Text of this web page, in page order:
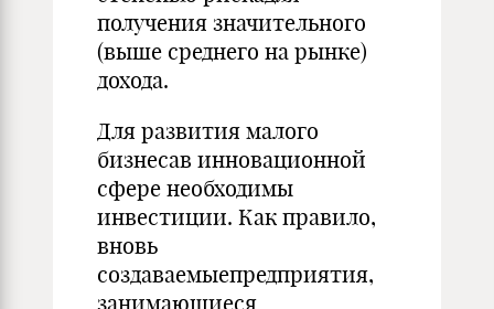
получения значительного
(выше среднего на рынке)
дохода.
Для развития малого
бизнесав инновационной
сфере необходимы
инвестиции. Как правило,
вновь
создаваемыепредприятия,
занимающиеся